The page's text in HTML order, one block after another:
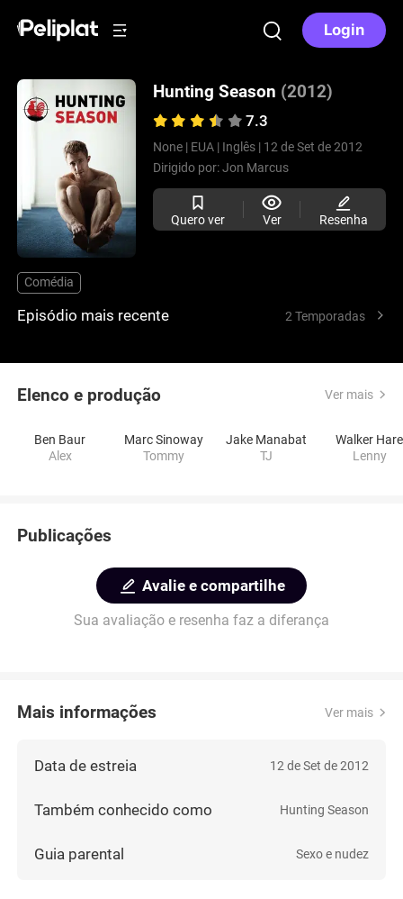
Login
Hunting Season (2012)
7.3
None | EUA | Inglês | 12 de Set de 2012
Dirigido por:Jon Marcus
Quero ver Ver Resenha
Comédia
Episódio mais recente 2 Temporadas
Elenco e produção Ver mais
Ben Baur
Alex
Marc Sinoway
Tommy
Jake Manabat
TJ
Walker Hare
Lenny
Publicações
Avalie e compartilhe
Sua avaliação e resenha faz a diferança
Mais informações Ver mais
Data de estreia 12 de Set de 2012
Também conhecido como Hunting Season
Guia parental Sexo e nudez